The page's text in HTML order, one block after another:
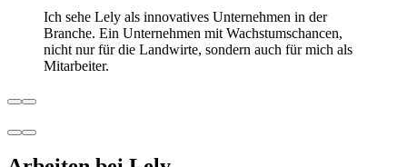
Ich sehe Lely als innovatives Unternehmen in der
Branche. Ein Unternehmen mit Wachstumschancen,
nicht nur für die Landwirte, sondern auch für mich als
Mitarbeiter.